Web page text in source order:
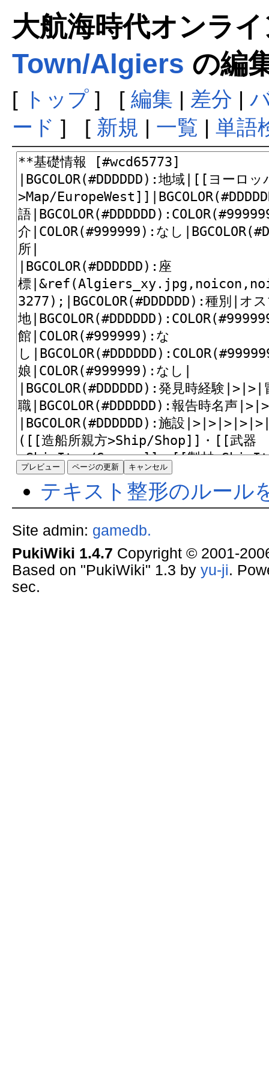
大航海時代オンラ
Town/Algiers の編
[ トップ] [ 編集 | 差分 |
ード ] [ 新規 | 一覧 | 単語
テキスト整形のルール
Site admin: gamedb.
PukiWiki 1.4.7 Copyright © 2001-
Based on "PukiWiki" 1.3 by yu-ji.
sec.